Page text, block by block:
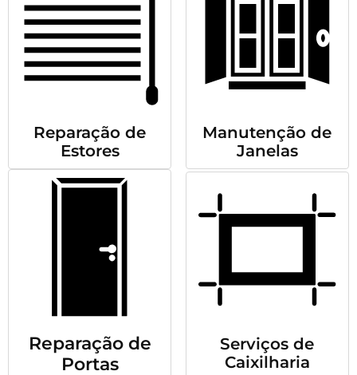
Reparação de
Estores
Manutenção de
Janelas
Reparação de
Portas
Serviços de
Caixilharia